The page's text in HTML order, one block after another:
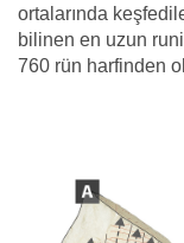
ortalarında
bilinen en uzun
760 rün harfinden